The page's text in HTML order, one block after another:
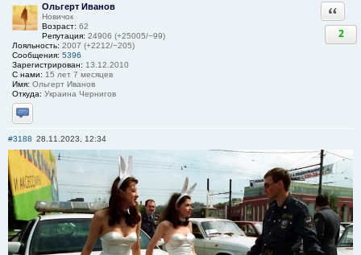
Ольгерт Иванов
Новичок
Возраст: 62
Репутация: 24906 (+25005/−99)
Лояльность: 2007 (+2212/−205)
Сообщения: 5396
Зарегистрирован: 13.12.2010
С нами: 15 лет 7 месяцев
Имя: Ольгерт Иванов
Откуда: Украина Чернигов
Отправить личное сообщение
2
#3188 28.11.2023, 12:34